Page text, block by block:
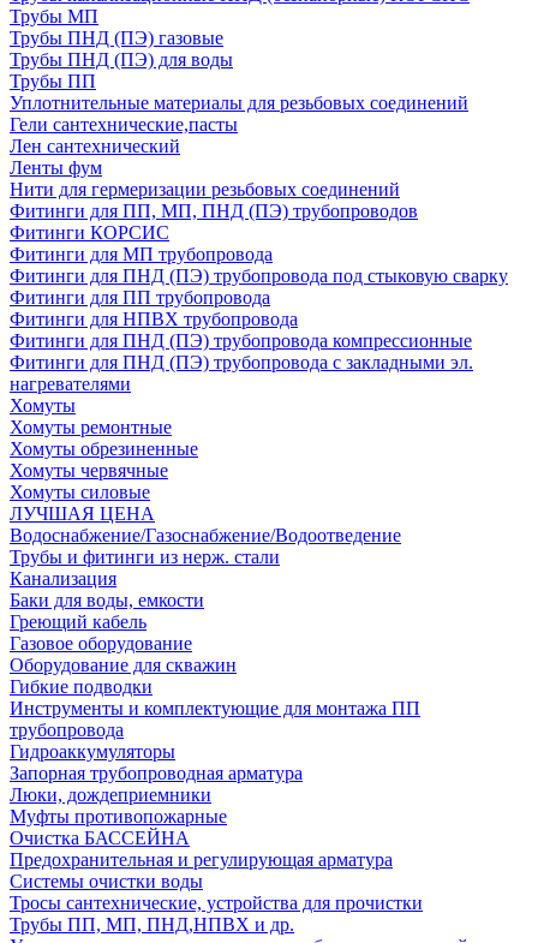
Трубы МП
Трубы ПНД (ПЭ) газовые
Трубы ПНД (ПЭ) для воды
Трубы ПП
Уплотнительные материалы для резьбовых соединений
Гели сантехнические,пасты
Лен сантехнический
Ленты фум
Нити для гермеризации резьбовых соединений
Фитинги для ПП, МП, ПНД (ПЭ) трубопроводов
Фитинги КОРСИС
Фитинги для МП трубопровода
Фитинги для ПНД (ПЭ) трубопровода под стыковую сварку
Фитинги для ПП трубопровода
Фитинги для НПВХ трубопровода
Фитинги для ПНД (ПЭ) трубопровода компрессионные
Фитинги для ПНД (ПЭ) трубопровода с закладными эл.
нагревателями
Хомуты
Хомуты ремонтные
Хомуты обрезиненные
Хомуты червячные
Хомуты силовые
ЛУЧШАЯ ЦЕНА
Водоснабжение/Газоснабжение/Водоотведение
Трубы и фитинги из нерж. стали
Канализация
Баки для воды, емкости
Греющий кабель
Газовое оборудование
Оборудование для скважин
Гибкие подводки
Инструменты и комплектующие для монтажа ПП
трубопровода
Гидроаккумуляторы
Запорная трубопроводная арматура
Люки, дождеприемники
Муфты противопожарные
Очистка БАССЕЙНА
Предохранительная и регулирующая арматура
Системы очистки воды
Тросы сантехнические, устройства для прочистки
Трубы ПП, МП, ПНД,НПВХ и др.